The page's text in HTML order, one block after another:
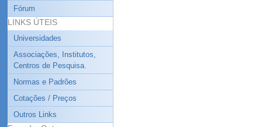
Fórum
LINKS ÚTEIS
Universidades
Associações, Institutos,
Centros de Pesquisa.
Normas e Padrões
Cotações / Preços
Outros Links